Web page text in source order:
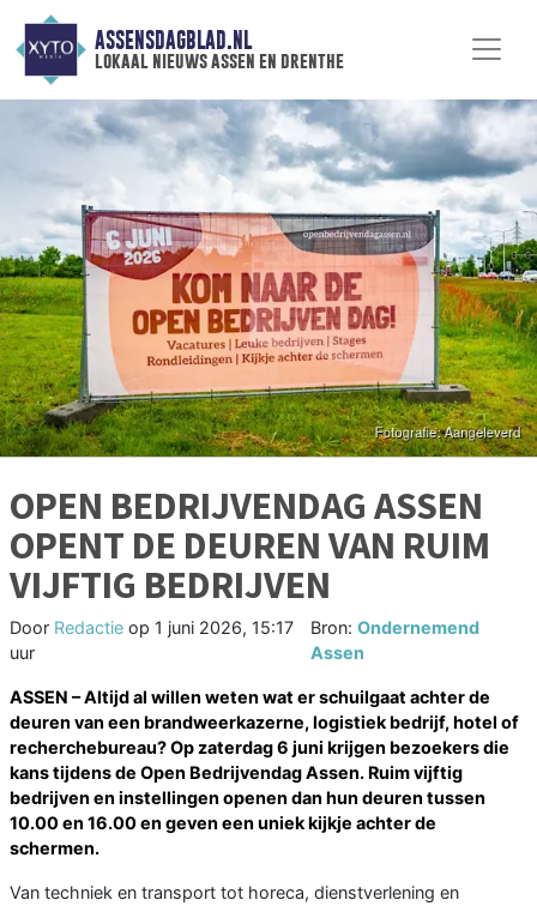
ASSENSDAGBLAD.NL
lokaal nieuws assen en drenthe
OPEN BEDRIJVENDAG ASSEN
OPENT DE DEUREN VAN RUIM
VIJFTIG BEDRIJVEN
Door Redactie op 1 juni 2026, 15:17
uur
Bron: Ondernemend
Assen
ASSEN – Altijd al willen weten wat er schuilgaat achter de
deuren van een brandweerkazerne, logistiek bedrijf, hotel of
recherchebureau? Op zaterdag 6 juni krijgen bezoekers die
kans tijdens de Open Bedrijvendag Assen. Ruim vijftig
bedrijven en instellingen openen dan hun deuren tussen
10.00 en 16.00 en geven een uniek kijkje achter de
schermen.
Van techniek en transport tot horeca, dienstverlening en